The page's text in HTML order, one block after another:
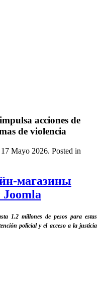
acciones de
de violencia
17 Mayo 2026. Posted in
магазины
1.2 millones de pesos para estas
policial y el acceso a la justicia